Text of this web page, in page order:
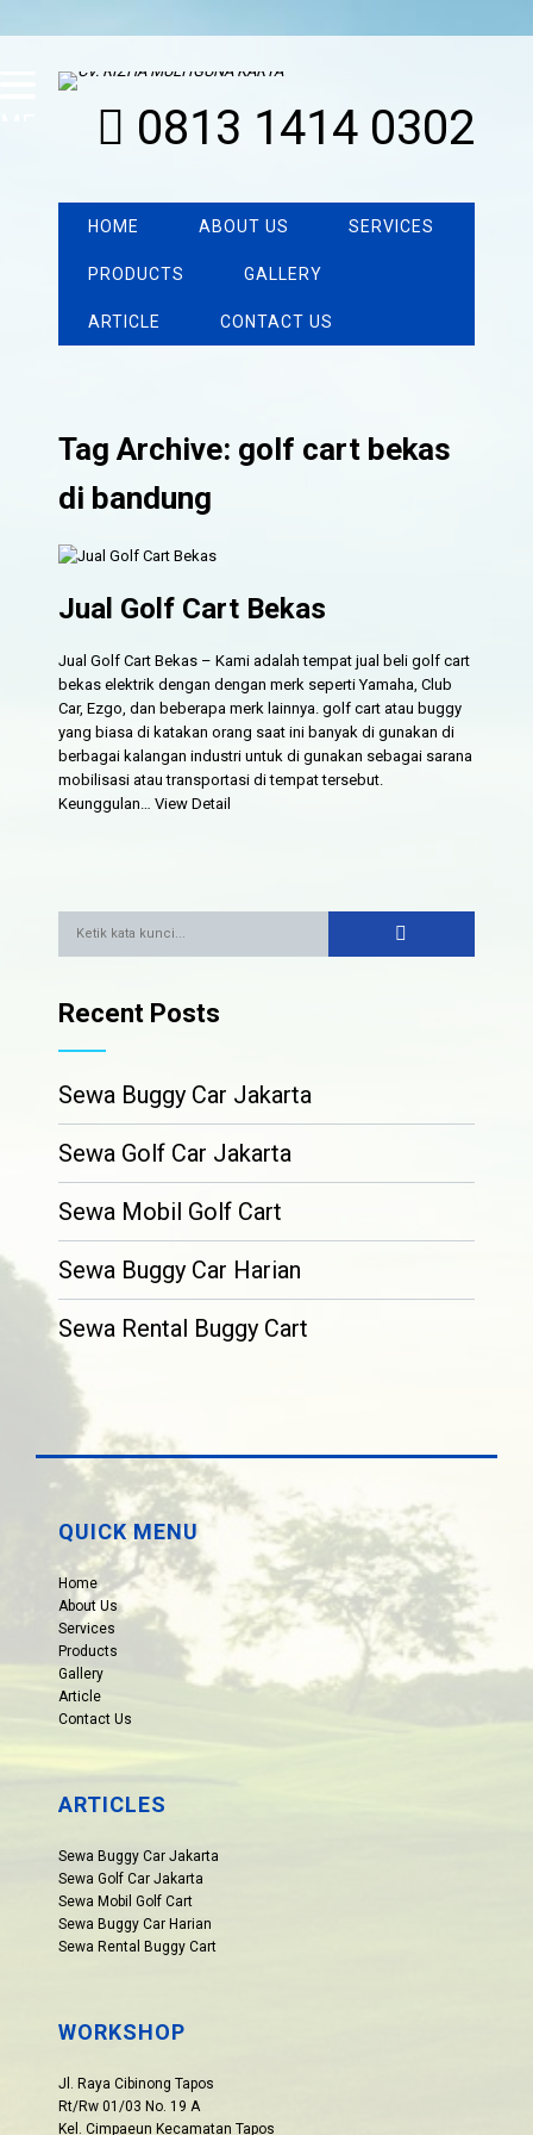
0813 1414 0302
HOME ABOUT US SERVICES
PRODUCTS GALLERY
ARTICLE CONTACT US
Tag Archive: golf cart bekas
di bandung
Jual Golf Cart Bekas
Jual Golf Cart Bekas – Kami adalah tempat jual beli golf cart
bekas elektrik dengan dengan merk seperti Yamaha, Club
Car, Ezgo, dan beberapa merk lainnya. golf cart atau buggy
yang biasa di katakan orang saat ini banyak di gunakan di
berbagai kalangan industri untuk di gunakan sebagai sarana
mobilisasi atau transportasi di tempat tersebut.
Keunggulan…View Detail
Recent Posts
Sewa Buggy Car Jakarta
Sewa Golf Car Jakarta
Sewa Mobil Golf Cart
Sewa Buggy Car Harian
Sewa Rental Buggy Cart
QUICK MENU
Home
About Us
Services
Products
Gallery
Article
Contact Us
ARTICLES
Sewa Buggy Car Jakarta
Sewa Golf Car Jakarta
Sewa Mobil Golf Cart
Sewa Buggy Car Harian
Sewa Rental Buggy Cart
WORKSHOP
Jl. Raya Cibinong Tapos
Rt/Rw 01/03 No. 19 A
Kel. Cimpaeun Kecamatan Tapos